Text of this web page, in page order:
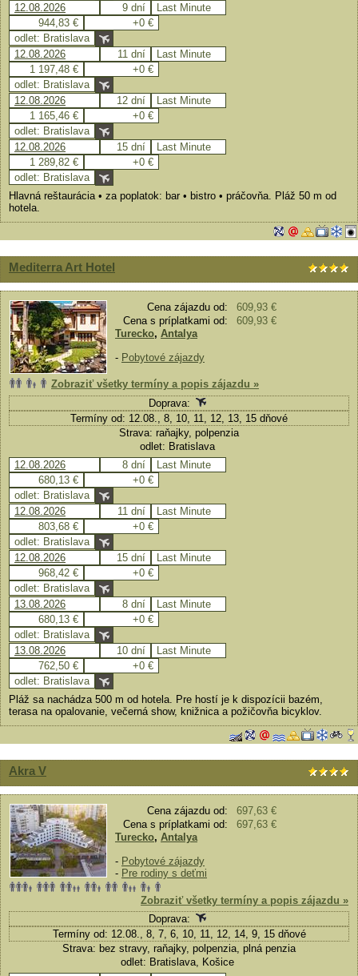
12.08.2026
9 dní
Last Minute
944,83 €
+0 €
odlet: Bratislava
12.08.2026
11 dní
Last Minute
1 197,48 €
+0 €
odlet: Bratislava
12.08.2026
12 dní
Last Minute
1 165,46 €
+0 €
odlet: Bratislava
12.08.2026
15 dní
Last Minute
1 289,82 €
+0 €
odlet: Bratislava
Hlavná reštaurácia • za poplatok: bar • bistro • práčovňa. Pláž 50 m od
hotela.
Mediterra Art Hotel
Cena zájazdu od:
609,93 €
Cena s príplatkami od:
609,93 €
Turecko, Antalya
- Pobytové zájazdy
Zobraziť všetky termíny a popis zájazdu »
Doprava:
Termíny od: 12.08., 8, 10, 11, 12, 13, 15 dňové
Strava: raňajky, polpenzia
odlet: Bratislava
12.08.2026
8 dní
Last Minute
680,13 €
+0 €
odlet: Bratislava
12.08.2026
11 dní
Last Minute
803,68 €
+0 €
odlet: Bratislava
12.08.2026
15 dní
Last Minute
968,42 €
+0 €
odlet: Bratislava
13.08.2026
8 dní
Last Minute
680,13 €
+0 €
odlet: Bratislava
13.08.2026
10 dní
Last Minute
762,50 €
+0 €
odlet: Bratislava
Pláž sa nachádza 500 m od hotela. Pre hostí je k dispozícii bazém,
terasa na opalovanie, večerná show, knižnica a požičovňa bicyklov.
Akra V
Cena zájazdu od:
697,63 €
Cena s príplatkami od:
697,63 €
Turecko, Antalya
- Pobytové zájazdy
- Pre rodiny s deťmi
Zobraziť všetky termíny a popis zájazdu »
Doprava:
Termíny od: 12.08., 8, 7, 6, 10, 11, 12, 14, 9, 15 dňové
Strava: bez stravy, raňajky, polpenzia, plná penzia
odlet: Bratislava, Košice